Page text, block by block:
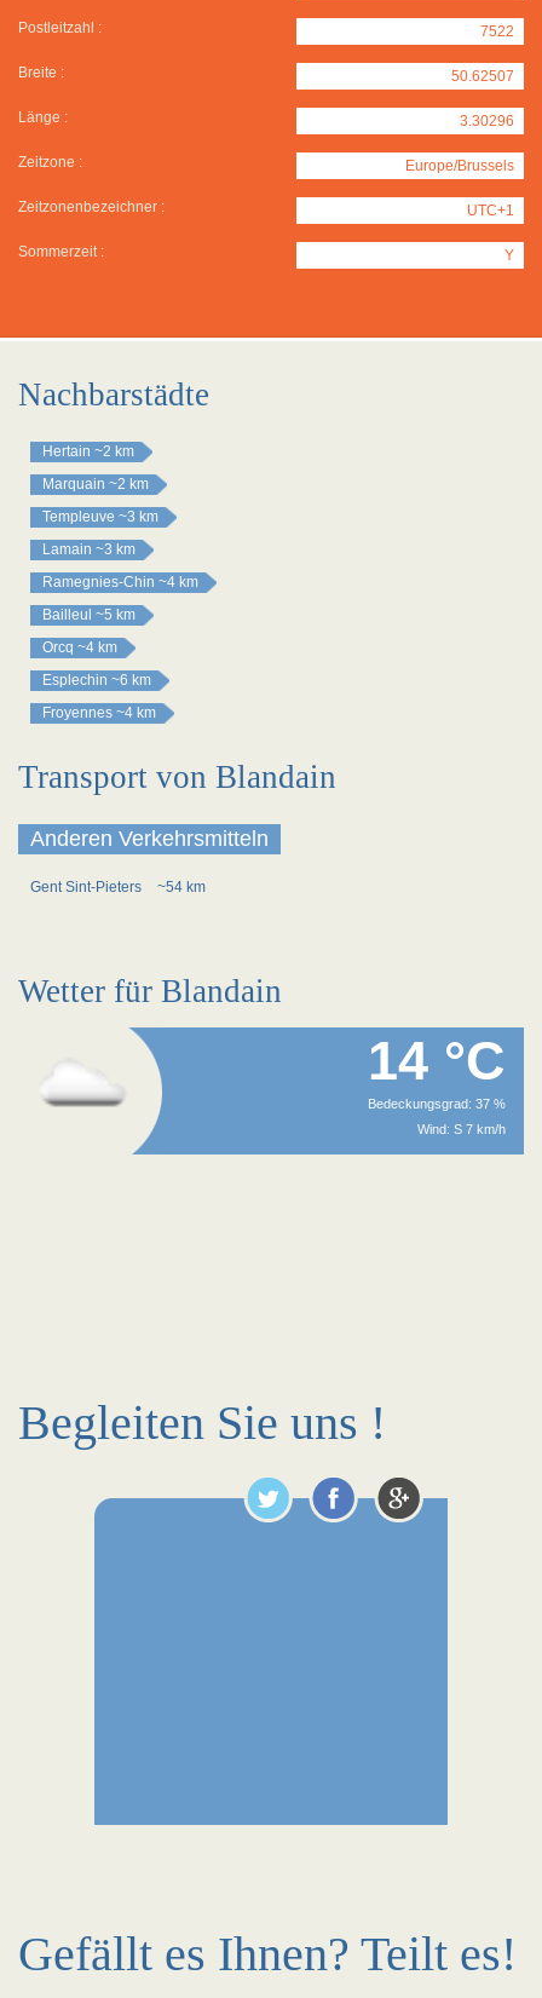
Postleitzahl : 7522
Breite : 50.62507
Länge : 3.30296
Zeitzone : Europe/Brussels
Zeitzonenbezeichner : UTC+1
Sommerzeit : Y
Nachbarstädte
Hertain ~2 km
Marquain ~2 km
Templeuve ~3 km
Lamain ~3 km
Ramegnies-Chin ~4 km
Bailleul ~5 km
Orcq ~4 km
Esplechin ~6 km
Froyennes ~4 km
Transport von Blandain
Anderen Verkehrsmitteln
Gent Sint-Pieters ~54 km
Wetter für Blandain
14 °C
Bedeckungsgrad: 37 %
Wind: S 7 km/h
Begleiten Sie uns !
Gefällt es Ihnen? Teilt es!